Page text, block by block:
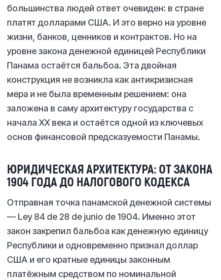
большинства людей ответ очевиден: в стране
платят долларами США. И это верно на уровне
жизни, банков, ценников и контрактов. Но на
уровне закона денежной единицей Республики
Панама остаётся бальбоа. Эта двойная
конструкция не возникла как антикризисная
мера и не была временным решением: она
заложена в саму архитектуру государства с
начала XX века и остаётся одной из ключевых
основ финансовой предсказуемости Панамы.
ЮРИДИЧЕСКАЯ АРХИТЕКТУРА: ОТ ЗАКОНА
1904 ГОДА ДО НАЛОГОВОГО КОДЕКСА
Отправная точка панамской денежной системы
— Ley 84 de 28 de junio de 1904. Именно этот
закон закрепил бальбоа как денежную единицу
Республики и одновременно признал доллар
США и его кратные единицы законным
платёжным средством по номинальной